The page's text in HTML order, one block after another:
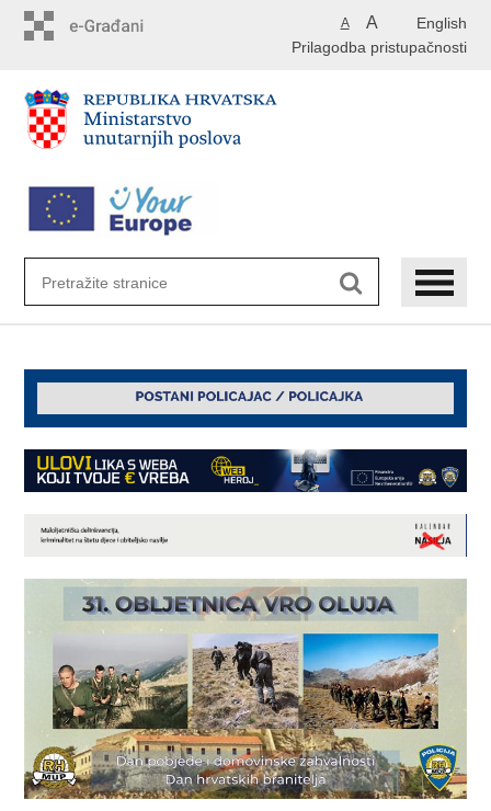
English
A A
Prilagodba pristupačnosti